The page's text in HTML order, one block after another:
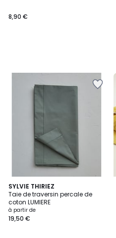
8,90 €
SYLVIE THIRIEZ
Taie de traversin percale de
coton LUMIERE
à partir de
19,50 €
5
/
5
14
Couleurs